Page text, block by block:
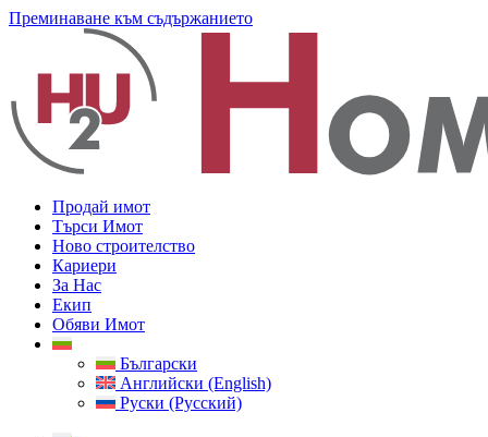
Преминаване към съдържанието
Продай имот
Търси Имот
Ново строителство
Кариери
За Нас
Екип
Обяви Имот
Български
Английски (English)
Руски (Русский)